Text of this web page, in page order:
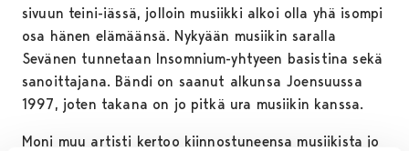
sivuun teini-iässä, jolloin musiikki alkoi olla yhä isompi
osa hänen elämäänsä. Nykyään musiikin saralla
Sevänen tunnetaan Insomnium-yhtyeen basistina sekä
sanoittajana. Bändi on saanut alkunsa Joensuussa
1997, joten takana on jo pitkä ura musiikin kanssa.
Moni muu artisti kertoo kiinnostuneensa musiikista jo